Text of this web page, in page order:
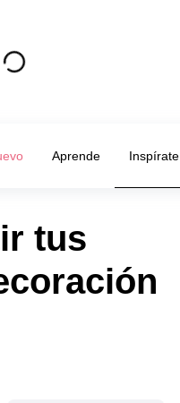
Aprende Inspírate
tus